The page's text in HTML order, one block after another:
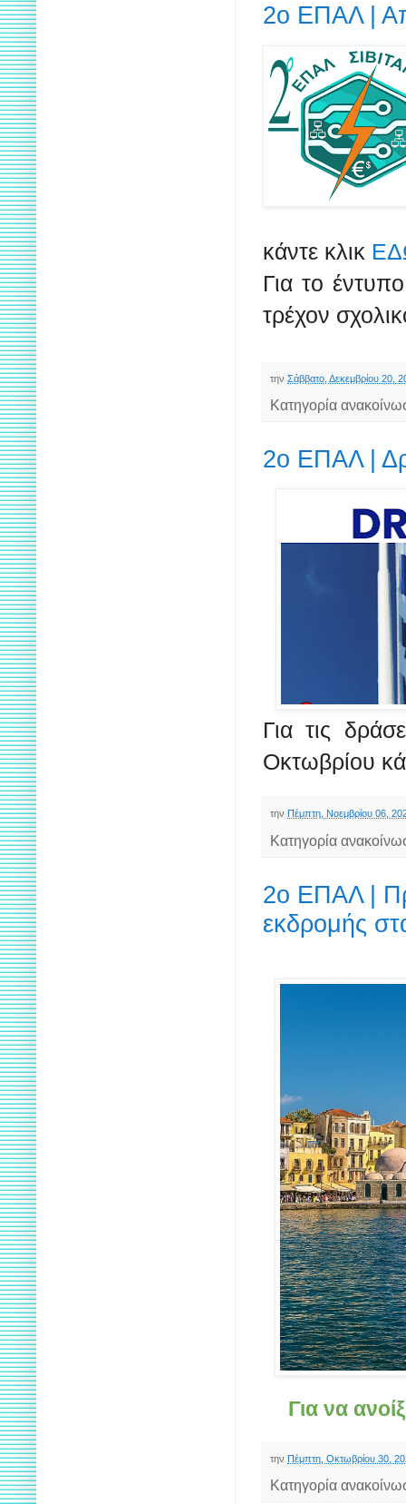
2ο ΕΠΑΛ |
κάντε κλικ
Για το
τρέχον
την Σάββατο, Δεκεμβρίου 20,
Κατηγορία
2ο ΕΠΑΛ |
Για τις
Οκτωβρίου
την Πέμπτη, Νοεμβρίου 06,
Κατηγορία
2ο ΕΠΑΛ |
εκδρομής
Για να
την Πέμπτη, Οκτωβρίου 30,
Κατηγορία